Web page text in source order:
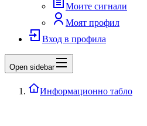
Моите сигнали
Моят профил
Вход в профила
Open sidebar
Информационно табло